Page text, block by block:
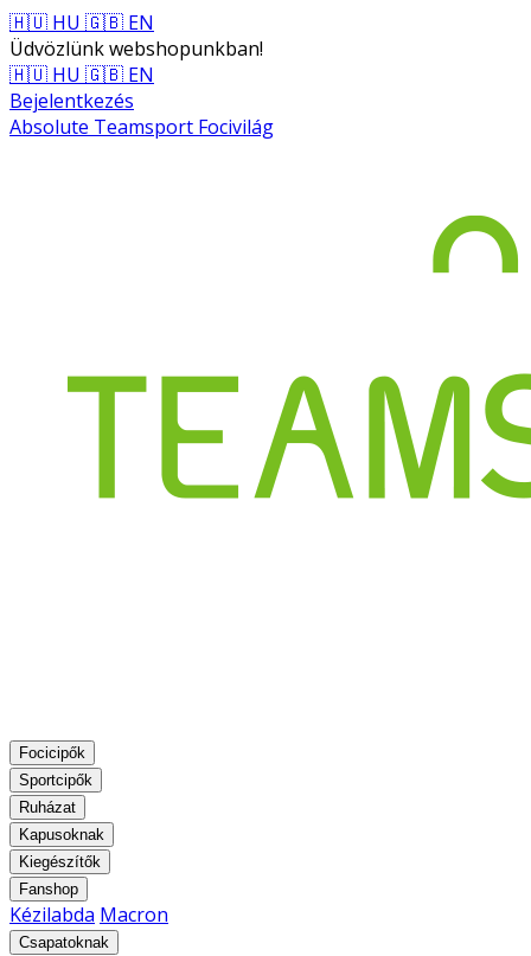
🇭🇺 HU 🇬🇧 EN
Üdvözlünk webshopunkban!
🇭🇺 HU 🇬🇧 EN
Bejelentkezés
Absolute Teamsport Focivilág
Focicipők
Sportcipők
Ruházat
Kapusoknak
Kiegészítők
Fanshop
Kézilabda Macron
Csapatoknak